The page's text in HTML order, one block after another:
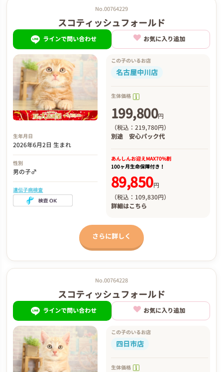
No.00764229
スコティッシュフォールド
ラインで問い合わせ お気に入り追加
生年月日
2026年6月2日 生まれ
性別
男の子♂
遺伝子病検査
この子のいるお店
名古屋中川店
生体価格
199,800円
（税込：219,780円）
別途 安心パック代
あんしんお迎えMAX70%割
100ヶ月生命保障付き！
89,850円
（税込：109,830円）
詳細はこちら
さらに詳しく
No.00764228
スコティッシュフォールド
ラインで問い合わせ お気に入り追加
この子のいるお店
四日市店
生体価格